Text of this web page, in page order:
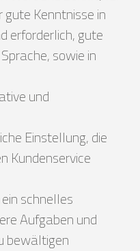
Kenntnisse in
erforderlich, gute
sowie in
und
Einstellung, die
Kundenservice
schnelles
Aufgaben und
bewältigen